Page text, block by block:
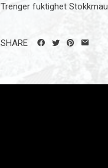
Trenger fuktighet
SHARE